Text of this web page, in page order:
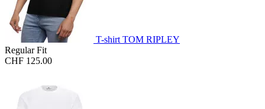
T-shirt TOM RIPLEY
Regular Fit
CHF 125.00